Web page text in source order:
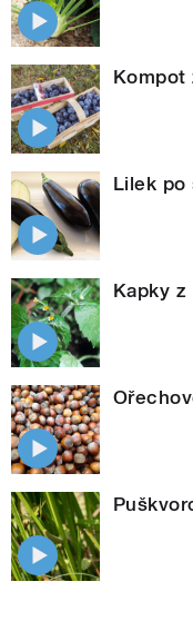
Kompot
Lilek po
Kapky